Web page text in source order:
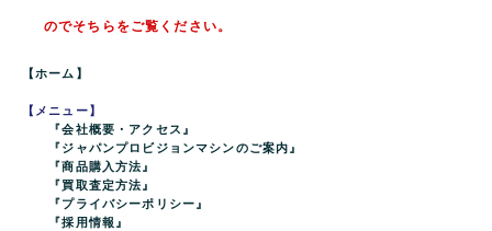
のでそちらをご覧ください。
【ホーム】
【メニュー】
『会社概要・アクセス』
『ジャパンプロビジョンマシンのご案内』
『商品購入方法』
『買取査定方法』
『プライバシーポリシー』
『採用情報』